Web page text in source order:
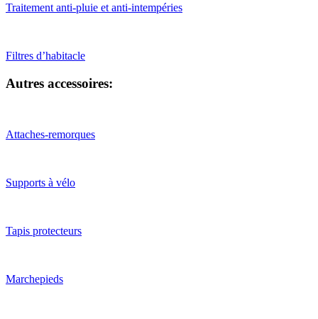
Traitement anti-pluie et anti-intempéries
Filtres d’habitacle
Autres accessoires:
Attaches-remorques
Supports à vélo
Tapis protecteurs
Marchepieds